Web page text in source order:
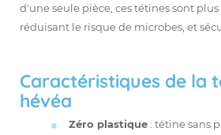
d'une seule pièce, ces tétines sont
réduisant le risque de microbes, et
Caractéristiques de la
hévéa
Zéro plastique : tétine sans